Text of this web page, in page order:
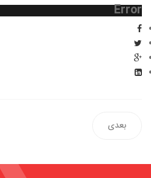
Error
بعدی